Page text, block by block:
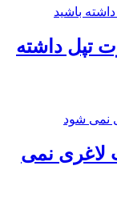
تپل داشته
لاغری نمی